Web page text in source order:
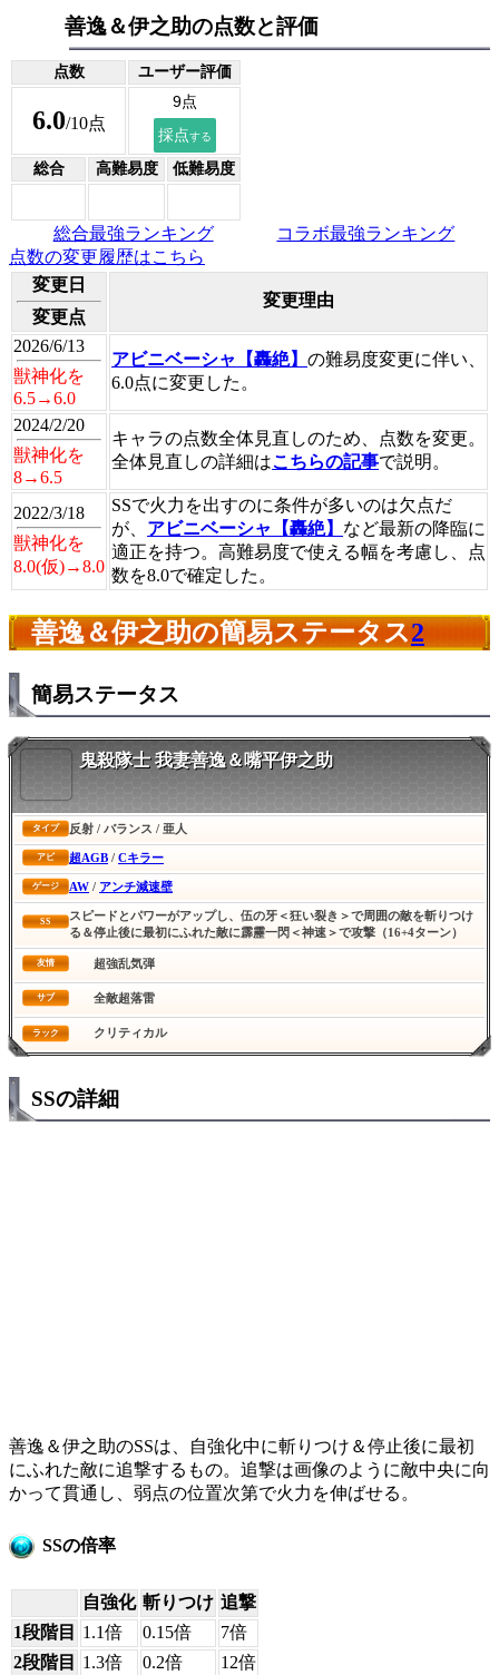
善逸＆伊之助の点数と評価
点数 ユーザー評価
6.0/10点
総合 高難易度 低難易度
総合最強ランキング
コラボ最強ランキング
点数の変更履歴はこちら
変更日
変更点
変更理由
2026/6/13
獣神化を
6.5→6.0
アビニベーシャ【轟絶】 の難易度変更に伴い、
6.0点に変更した。
2024/2/20
獣神化を
8→6.5
キャラの点数全体見直しのため、点数を変更。
全体見直しの詳細はこちらの記事で説明。
2022/3/18
獣神化を
8.0(仮)→8.0
SSで火力を出すのに条件が多いのは欠点だ
が、 アビニベーシャ【轟絶】 など最新の降臨に
適正を持つ。高難易度で使える幅を考慮し、点
数を8.0で確定した。
善逸＆伊之助の簡易ステータス2
簡易ステータス
鬼殺隊士 我妻善逸＆嘴平伊之助
タイプ 反射 / バランス / 亜人
アビ 超AGB / Cキラー
ゲージ AW / アンチ減速壁
SS
スピードとパワーがアップし、伍の牙＜狂い裂き＞で周囲の敵を斬りつけ
る＆停止後に最初にふれた敵に霹靂一閃＜神速＞で攻撃（16+4ターン）
友情 超強乱気弾
サブ 全敵超落雷
ラック クリティカル
SSの詳細
善逸＆伊之助のSSは、自強化中に斬りつけ＆停止後に最初
にふれた敵に追撃するもの。追撃は画像のように敵中央に向
かって貫通し、弱点の位置次第で火力を伸ばせる。
SSの倍率
自強化 斬りつけ 追撃
1段階目
1.1倍 0.15倍
7倍
2段階目
1.3倍 0.2倍 12倍